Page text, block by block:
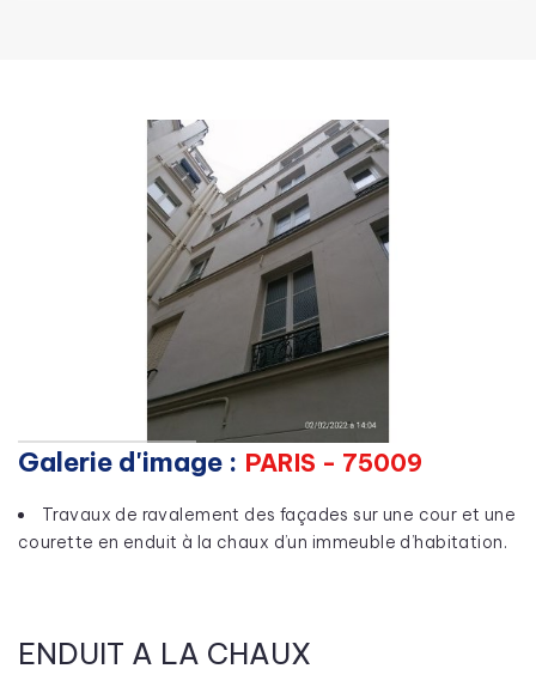
Galerie d'image : PARIS - 75009
Travaux de ravalement des façades sur une cour et une
courette en enduit à la chaux d’un immeuble d’habitation.
ENDUIT A LA CHAUX